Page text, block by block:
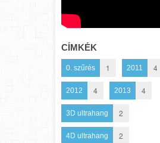
CÍMKÉK
0. szűrés 1 2011 4
2012 4 2013 4
3D ultrahang 2
4D ultrahang 2